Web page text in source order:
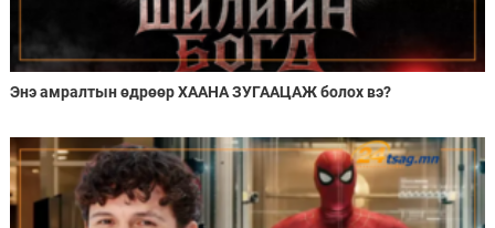
Энэ амралтын өдрөөр ХААНА ЗУГААЦАЖ болох вэ?